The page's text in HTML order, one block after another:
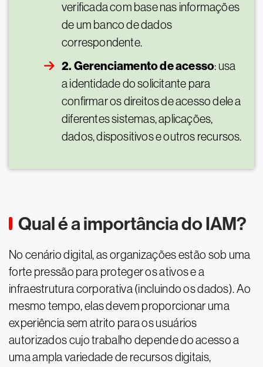
verificada com base nas informações
de um banco de dados
correspondente.
2. Gerenciamento de acesso: usa
a identidade do solicitante para
confirmar os direitos de acesso dele a
diferentes sistemas, aplicações,
dados, dispositivos e outros recursos.
Qual é a importância do IAM?
No cenário digital, as organizações estão sob uma
forte pressão para proteger os ativos e a
infraestrutura corporativa (incluindo os dados). Ao
mesmo tempo, elas devem proporcionar uma
experiência sem atrito para os usuários
autorizados cujo trabalho depende do acesso a
uma ampla variedade de recursos digitais,